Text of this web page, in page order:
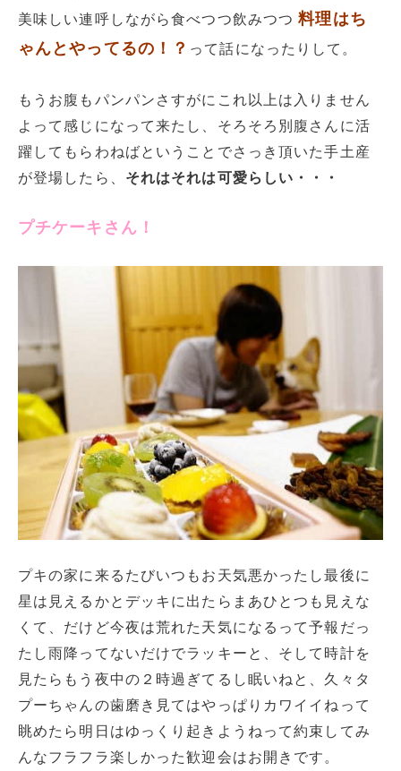
美味しい連呼しながら食べつつ飲みつつ料理はち
ゃんとやってるの！？ って話になったりして。
もうお腹もパンパンさすがにこれ以上は入りません
よって感じになって来たし、そろそろ別腹さんに活
躍してもらわねばということでさっき頂いた手土産
が登場したら、 それはそれは可愛らしい・・・
プチケーキさん！
プキの家に来るたびいつもお天気悪かったし最後に
星は見えるかとデッキに出たらまあひとつも見えな
くて、だけど今夜は荒れた天気になるって予報だっ
たし雨降ってないだけでラッキーと、そして時計を
見たらもう夜中の２時過ぎてるし眠いねと、久々タ
プーちゃんの歯磨き見てはやっぱりカワイイねって
眺めたら明日はゆっくり起きようねって約束してみ
んなフラフラ楽しかった歓迎会はお開きです。